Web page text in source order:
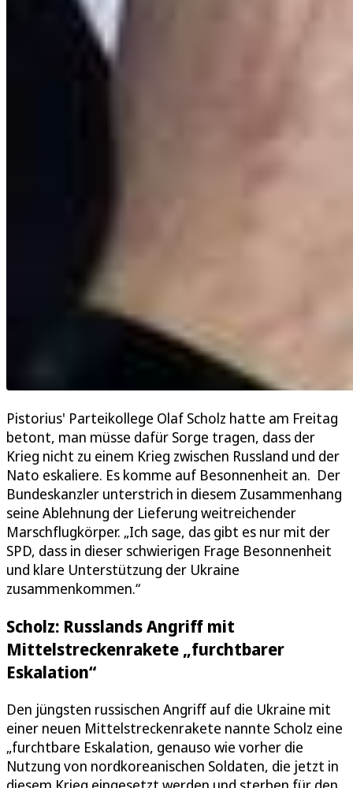
Pistorius' Parteikollege Olaf Scholz hatte am Freitag
betont, man müsse dafür Sorge tragen, dass der
Krieg nicht zu einem Krieg zwischen Russland und der
Nato eskaliere. Es komme auf Besonnenheit an. Der
Bundeskanzler unterstrich in diesem Zusammenhang
seine Ablehnung der Lieferung weitreichender
Marschflugkörper. „Ich sage, das gibt es nur mit der
SPD, dass in dieser schwierigen Frage Besonnenheit
und klare Unterstützung der Ukraine
zusammenkommen.“
Scholz: Russlands Angriff mit
Mittelstreckenrakete „furchtbarer
Eskalation“
Den jüngsten russischen Angriff auf die Ukraine mit
einer neuen Mittelstreckenrakete nannte Scholz eine
„furchtbare Eskalation, genauso wie vorher die
Nutzung von nordkoreanischen Soldaten, die jetzt in